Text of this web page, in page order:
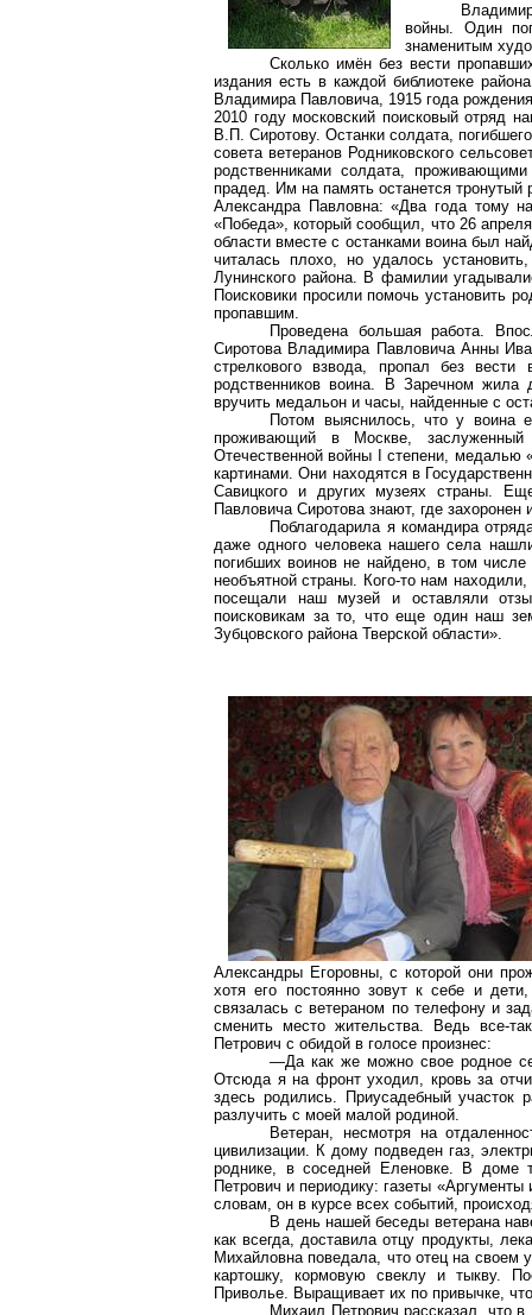
войны. Один
знаменитым
Сколько имён без вести
издания есть в каждой библиотеке
Владимира Павловича, 1915 года
2010 году московский поисковый отряд
В.П. Сиротову. Останки солдата,
совета ветеранов Родниковского
родственниками солдата,
прадед. Им на память останется
Александра Павловна: «Два года тому
«Победа», который сообщил, что 26
области вместе с останками воина был
читалась плохо, но удалось
Лунинского района. В фамилии
Поисковики просили помочь установить
пропавшим.
Проведена большая работа.
Сиротова Владимира Павловича Анны
стрелкового взвода, пропал без
родственников воина. В Заречном
вручить медальон и часы, найденные с
Потом выяснилось, что у воина
проживающий в Москве,
Отечественной войны I степени, медалью
картинами. Они находятся в
Савицкого и других музеях страны.
Павловича Сиротова знают, где захоронен
Поблагодарила я командира
даже одного человека нашего села
погибших воинов не найдено, в том
необъятной страны. Кого-то нам
посещали наш музей и оставляли
поисковикам за то, что еще один наш
Зубцовского района Тверской области».
Александры Егоровны, с которой они
хотя его постоянно зовут к себе и
связалась с ветераном по телефону и
сменить место жительства. Ведь все-
Петрович с обидой в голосе произнес:
—Да как же можно свое родное
Отсюда я на фронт уходил, кровь за
здесь родились. Приусадебный участок
разлучить с моей малой родиной.
Ветеран, несмотря на
цивилизации. К дому подведен газ,
роднике, в соседней Еленовке. В доме
Петрович и периодику: газеты
словам, он в курсе всех событий,
В день нашей беседы ветерана
как всегда, доставила отцу продукты,
Михайловна поведала, что отец на своем
картошку, кормовую свеклу и тыкву.
Приволье. Выращивает их по привычке,
Михаил Петрович рассказал, что